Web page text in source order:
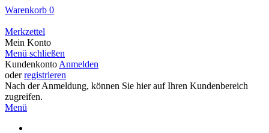
Warenkorb 0
Merkzettel
Mein Konto
Menü schließen
Kundenkonto Anmelden
oderregistrieren
Nach der Anmeldung, können Sie hier auf Ihren Kundenbereich
zugreifen.
Menü